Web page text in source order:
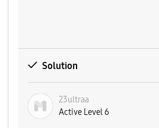
Solution
23ultraa
Active Level 6